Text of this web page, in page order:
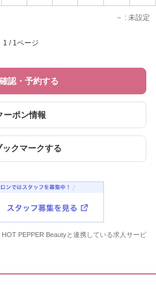
－ : 未設定
1 / 1ページ
認・予約する
ーポン情報
ックマークする
PEPPER Beautyと連携している求人サービ